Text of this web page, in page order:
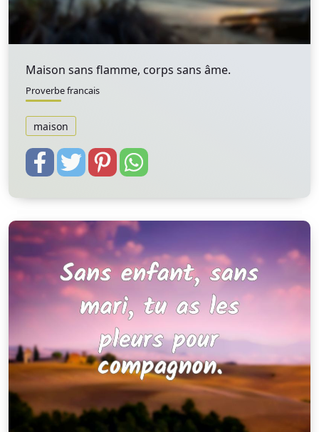
Maison sans flamme, corps sans âme.
Proverbe francais
maison